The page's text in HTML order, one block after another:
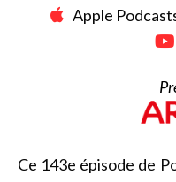
Apple
Ce 143e épisode de